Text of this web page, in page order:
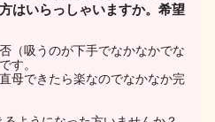
はいらっしゃいますか。希望
（吸うのが下手でなかなかでな
す。
母できたら楽なのでなかなか完